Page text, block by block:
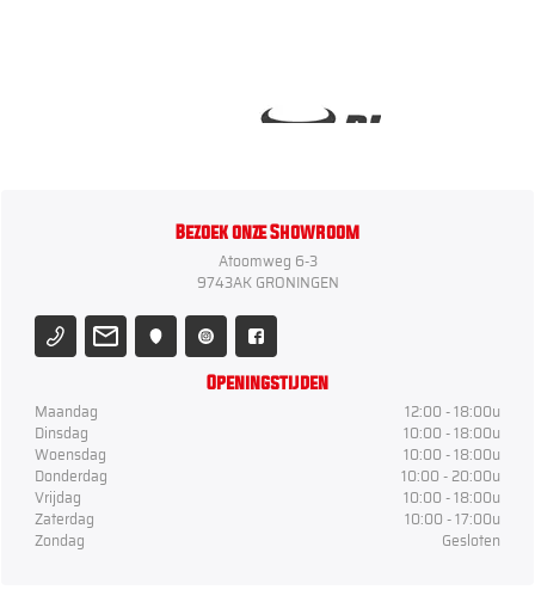
Bezoek onze Showroom
Atoomweg 6-3
9743AK GRONINGEN
Openingstijden
Maandag
12:00 - 18:00u
Dinsdag
10:00 - 18:00u
Woensdag
10:00 - 18:00u
Donderdag
10:00 - 20:00u
Vrijdag
10:00 - 18:00u
Zaterdag
10:00 - 17:00u
Zondag
Gesloten